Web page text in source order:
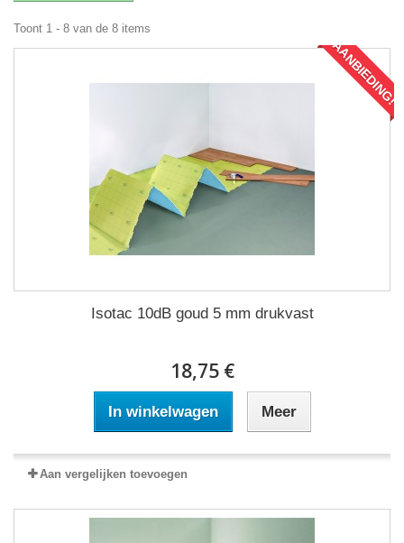
Toont 1 - 8 van de 8 items
AANBIEDING!
Isotac 10dB goud 5 mm drukvast
18,75 €
In winkelwagen Meer
Aan vergelijken toevoegen